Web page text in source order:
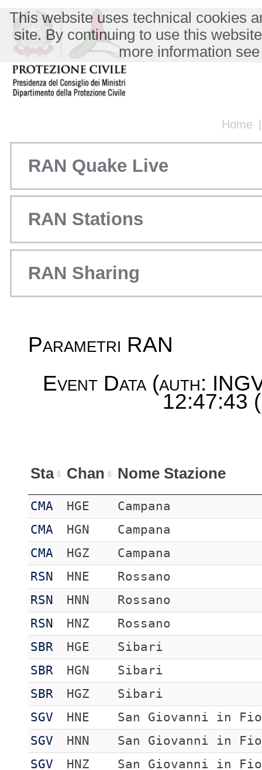
Home
This website uses technical cookies
site. By continuing to use this
more information
RAN Quake Live
RAN Stations
RAN Sharing
Parametri RAN
Event Data (auth:
12:47:43
Sta Chan Nome Stazione
CMA HGE
Campana
CMA
HGN
Campana
CMA
HGZ
Campana
RSN
HNE
Rossano
RSN
HNN
Rossano
RSN
HNZ
Rossano
SBR
HGE
Sibari
SBR
HGN
Sibari
SBR
HGZ
Sibari
SGV
HNE
San Giovanni in
SGV
HNN
San Giovanni in
SGV
HNZ
San Giovanni in